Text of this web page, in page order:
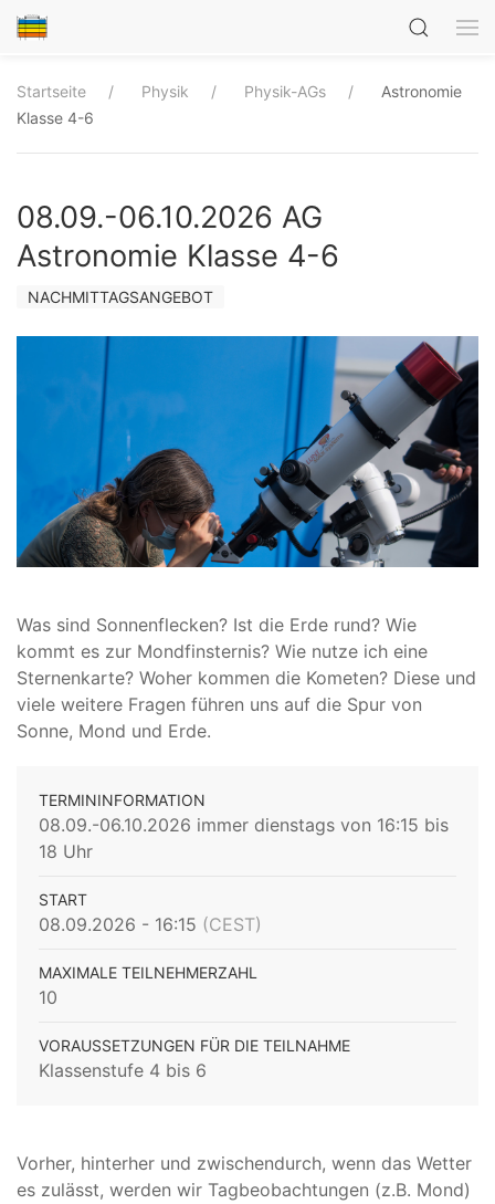
Startseite Physik Physik-AGs
Astronomie
Klasse 4-6
08.09.-06.10.2026 AG
Astronomie Klasse 4-6
NACHMITTAGSANGEBOT
Was sind Sonnenflecken? Ist die Erde rund? Wie
kommt es zur Mondfinsternis? Wie nutze ich eine
Sternenkarte? Woher kommen die Kometen? Diese und
viele weitere Fragen führen uns auf die Spur von
Sonne, Mond und Erde.
TERMININFORMATION
08.09.-06.10.2026 immer dienstags von 16:15 bis
18 Uhr
START
08.09.2026 - 16:15 (CEST)
MAXIMALE TEILNEHMERZAHL
10
VORAUSSETZUNGEN FÜR DIE TEILNAHME
Klassenstufe 4 bis 6
Vorher, hinterher und zwischendurch, wenn das Wetter
es zulässt, werden wir Tagbeobachtungen (z.B. Mond)